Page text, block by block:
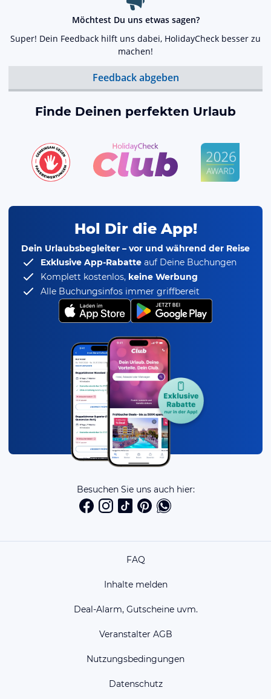
Möchtest Du uns etwas sagen?
Super! Dein Feedback hilft uns dabei, HolidayCheck besser zu
machen!
Feedback abgeben
Finde Deinen perfekten Urlaub
Hol Dir die App!
Dein Urlaubsbegleiter – vor und während der Reise
Exklusive App-Rabatte auf Deine Buchungen
Komplett kostenlos, keine Werbung
Alle Buchungsinfos immer griffbereit
Besuchen Sie uns auch hier:
FAQ
Inhalte melden
Deal-Alarm, Gutscheine uvm.
Veranstalter AGB
Nutzungsbedingungen
Datenschutz